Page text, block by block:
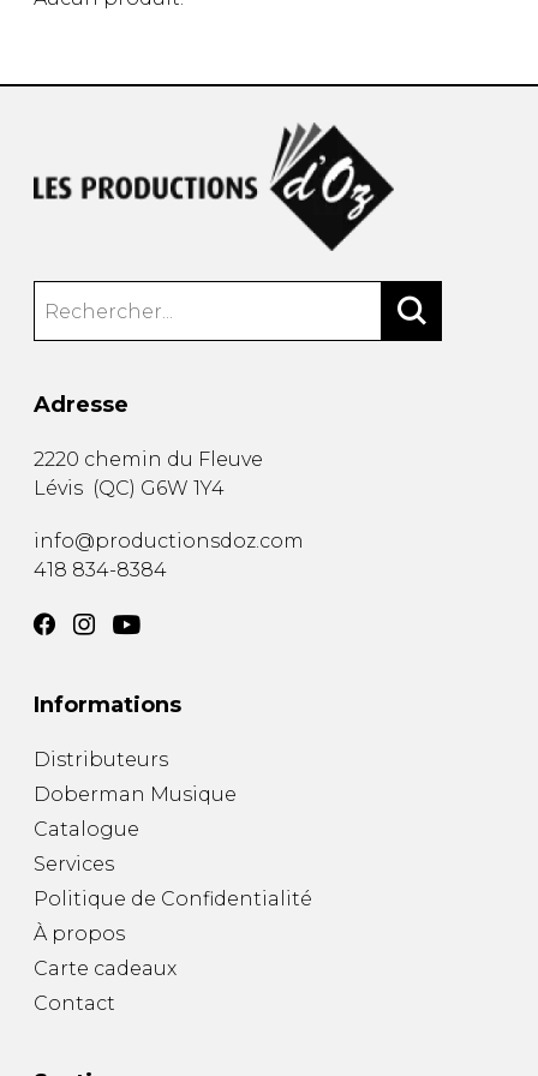
Adresse
2220 chemin du Fleuve
Lévis (QC) G6W 1Y4
info@productionsdoz.com
418 834-8384
Informations
Distributeurs
Doberman Musique
Catalogue
Services
Politique de Confidentialité
À propos
Carte cadeaux
Contact